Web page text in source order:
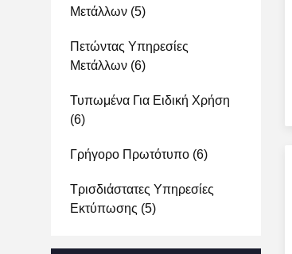
Μετάλλων (5)
Πετώντας Υπηρεσίες
Μετάλλων (6)
Τυπωμένα Για Ειδική Χρήση
(6)
Γρήγορο Πρωτότυπο (6)
Τρισδιάστατες Υπηρεσίες
Εκτύπωσης (5)